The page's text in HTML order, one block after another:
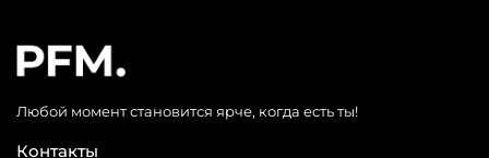
Любой момент становится ярче, когда есть ты!
Контакты